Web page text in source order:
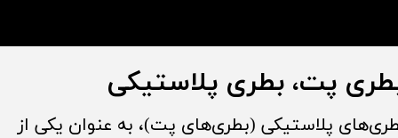
پلاستیکی (بطری‌های پت)، به عنوان یکی از
پت، بطری پلاستیکی